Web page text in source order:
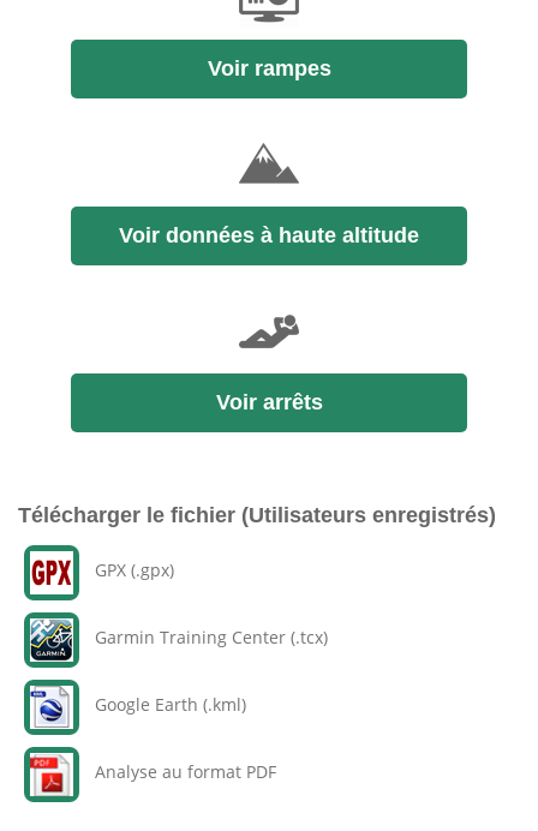
Voir rampes
Voir données à haute altitude
Voir arrêts
Télécharger le fichier (Utilisateurs enregistrés)
GPX (.gpx)
Garmin Training Center (.tcx)
Google Earth (.kml)
Analyse au format PDF